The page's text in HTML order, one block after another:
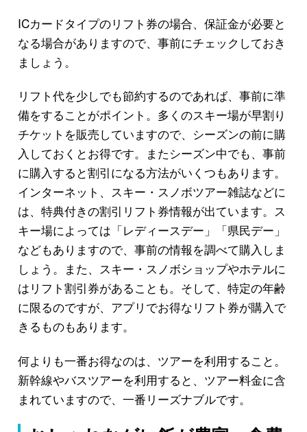
ICカードタイプのリフト券の場合、保証金が必要と
なる場合がありますので、事前にチェックしておき
ましょう。
リフト代を少しでも節約するのであれば、事前に準
備をすることがポイント。多くのスキー場が早割り
チケットを販売していますので、シーズンの前に購
入しておくとお得です。またシーズン中でも、事前
に購入すると割引になる方法がいくつもあります。
インターネット、スキー・スノボツアー雑誌などに
は、特典付きの割引リフト券情報が出ています。ス
キー場によっては「レディースデー」「県民デー」
などもありますので、事前の情報を調べて購入しま
しょう。また、スキー・スノボショップやホテルに
はリフト割引券があることも。そして、特定の年齢
に限るのですが、アプリでお得なリフト券が購入で
きるものもあります。
何よりも一番お得なのは、ツアーを利用すること。
新幹線やバスツアーを利用すると、ツアー料金に含
まれていますので、一番リーズナブルです。